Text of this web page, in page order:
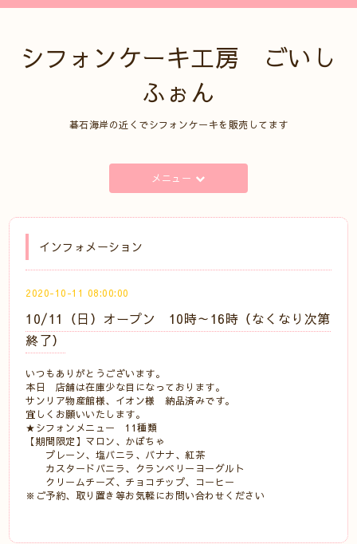
シフォンケーキ工房 ごいし
ふぉん
碁石海岸の近くでシフォンケーキを販売してます
メニュー
インフォメーション
2020-10-11 08:00:00
10/11（日）オープン 10時～16時（なくなり次第
終了）
いつもありがとうございます。
本日 店舗は在庫少な目になっております。
サンリア物産館様、イオン様 納品済みです。
宜しくお願いいたします。
★シフォンメニュー 11種類
【期間限定】マロン、かぼちゃ
プレーン、塩バニラ、バナナ、紅茶
カスタードバニラ、クランベリーヨーグルト
クリームチーズ、チョコチップ、コーヒー
※ご予約、取り置き等お気軽にお問い合わせください